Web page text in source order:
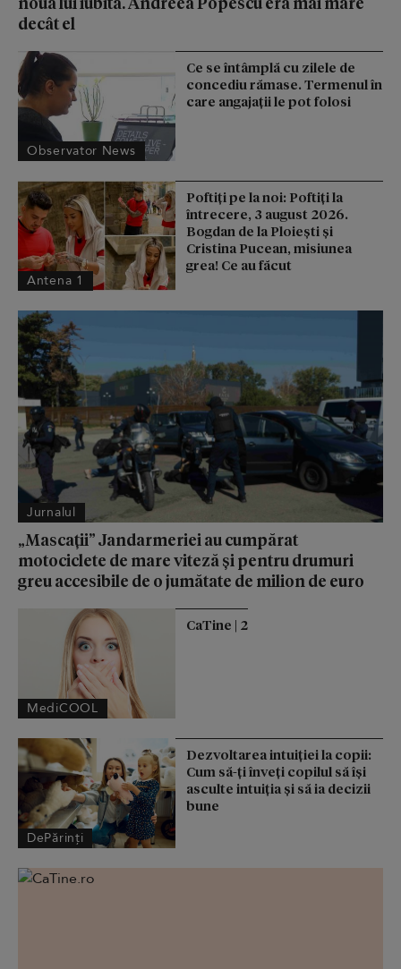
decât el
Observator News
Ce se întâmplă cu zilele de
concediu rămase. Termenul în
care angajații le pot folosi
Antena 1
Poftiți pe la noi: Poftiți la
întrecere, 3 august 2026.
Bogdan de la Ploiești și
Cristina Pucean, misiunea
grea! Ce au făcut
Jurnalul
„Mascații” Jandarmeriei au cumpărat
motociclete de mare viteză și pentru drumuri
greu accesibile de o jumătate de milion de euro
MediCOOL
CaTine | 2
DePărinți
Dezvoltarea intuiției la copii:
Cum să-ți înveți copilul să își
asculte intuiția și să ia decizii
bune